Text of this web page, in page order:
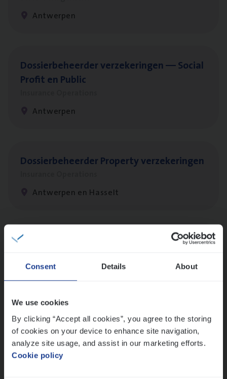
Consent Details About
We use cookies
By clicking “Accept all cookies”, you agree to the storing
of cookies on your device to enhance site navigation,
analyze site usage, and assist in our marketing efforts.
Cookie policy
Antwerpen
Dos­sier­be­heer­der ver­ze­ke­rin­gen — Soci­al
Pro­fit en Public
Antwerpen
Dos­sier­be­heer­der Pro­per­ty verzekeringen
Antwerpen en Hasselt
Dos­sier­be­heer­der Onder­ne­min­gen Van­b­
Insurance Operations
Dos­sier­be­heer­der Gewaar­borgd Inkomen
Insurance Operations